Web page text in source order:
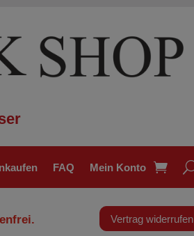
FAQ Mein Konto
Vertrag widerrufen